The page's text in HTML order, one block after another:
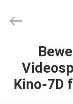
PRODUKTE
Co.,Ltd.
Kino-7D